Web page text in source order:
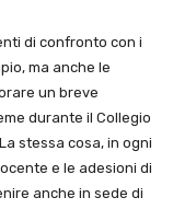
di confronto con i
ma anche le
un breve
durante il Collegio
stessa cosa, in ogni
e le adesioni di
anche in sede di